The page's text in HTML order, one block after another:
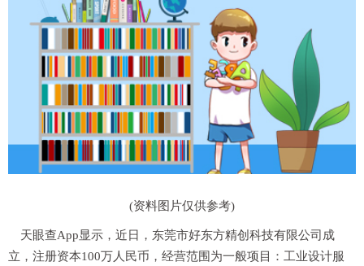
(资料图片仅供参考)
天眼查App显示，近日，东莞市好东方精创科技有限公司成
立，注册资本100万人民币，经营范围为一般项目：工业设计服